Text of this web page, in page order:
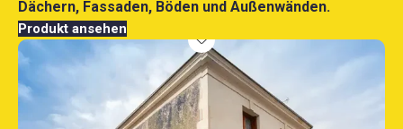
Dächern, Fassaden, Böden und Außenwänden.
Produkt ansehen